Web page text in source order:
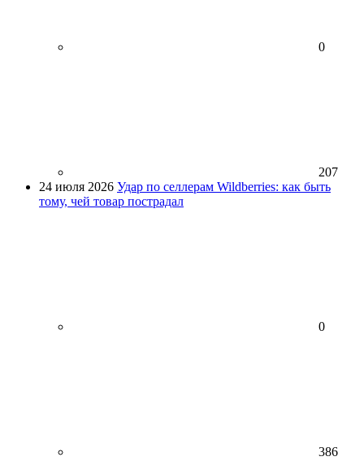
0
207
24 июля 2026 Удар по селлерам Wildberries: как быть
тому, чей товар пострадал
0
386